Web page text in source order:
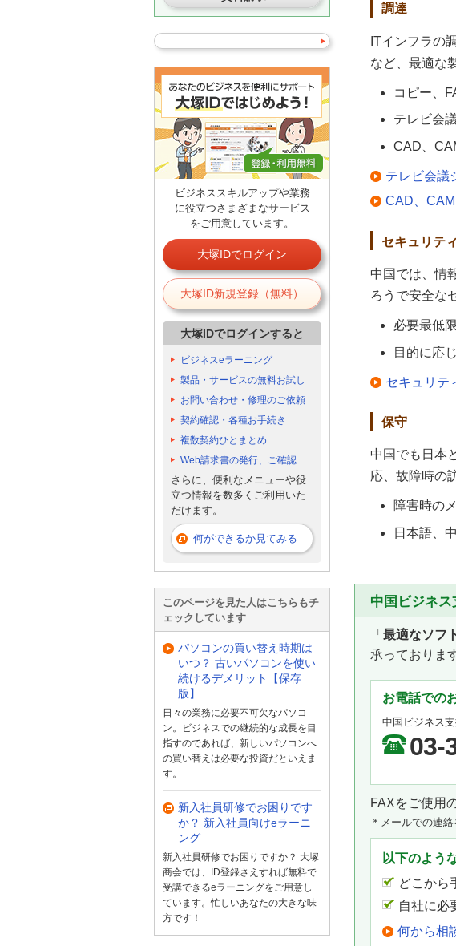
調達
ITインフラの
など、最適な
コピー、
テレビ会
CAD、
テレビ会議
CAD、
セキュリテ
中国では、情
ろうで安全な
必要最低
目的に応
セキュリテ
保守
中国でも日本
応、故障時の
障害時の
日本語、
中国ビジネス
「 最適なソフ
承っておりま
お電話での
中国ビジネス
03-
FAXをご使用
＊メールでの連
以下のよう
どこから
自社に必
何から相
ビジネススキルアップや業務
に役立つさまざまなサービス
をご用意しています。
大塚IDでログイン
大塚ID新規登録（無料）
大塚IDでログインすると
ビジネスeラーニング
製品・サービスの無料お試し
お問い合わせ・修理のご依頼
契約確認・各種お手続き
複数契約ひとまとめ
Web請求書の発行、ご確認
さらに、便利なメニューや役
立つ情報を数多くご利用いた
だけます。
何ができるか見てみる
このページを見た人はこちらもチ
ェックしています
パソコンの買い替え時期は
いつ？ 古いパソコンを使い
続けるデメリット【保存
版】
日々の業務に必要不可欠なパソコ
ン。ビジネスでの継続的な成長を目
指すのであれば、新しいパソコンへ
の買い替えは必要な投資だといえま
す。
新入社員研修でお困りです
か？ 新入社員向けeラーニ
ング
新入社員研修でお困りですか？ 大塚
商会では、ID登録さえすれば無料で
受講できるeラーニングをご用意し
ています。忙しいあなたの大きな味
方です！